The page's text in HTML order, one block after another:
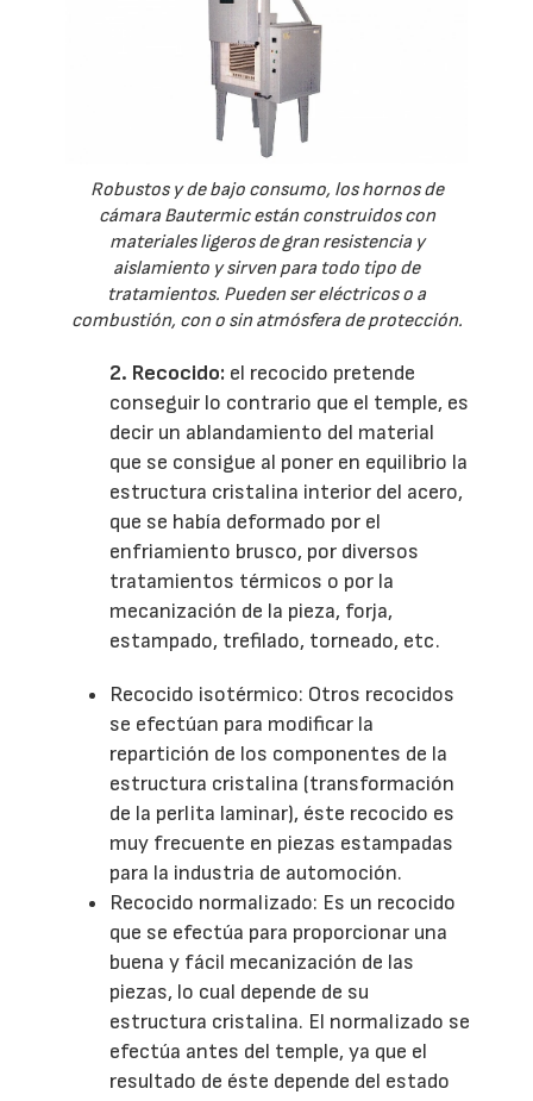
Robustos y de bajo consumo, los hornos de
cámara Bautermic están construidos con
materiales ligeros de gran resistencia y
aislamiento y sirven para todo tipo de
tratamientos. Pueden ser eléctricos o a
combustión, con o sin atmósfera de protección.
2. Recocido: el recocido pretende
conseguir lo contrario que el temple, es
decir un ablandamiento del material
que se consigue al poner en equilibrio la
estructura cristalina interior del acero,
que se había deformado por el
enfriamiento brusco, por diversos
tratamientos térmicos o por la
mecanización de la pieza, forja,
estampado, trefilado, torneado, etc.
Recocido isotérmico: Otros recocidos
se efectúan para modificar la
repartición de los componentes de la
estructura cristalina (transformación
de la perlita laminar), éste recocido es
muy frecuente en piezas estampadas
para la industria de automoción.
Recocido normalizado: Es un recocido
que se efectúa para proporcionar una
buena y fácil mecanización de las
piezas, lo cual depende de su
estructura cristalina. El normalizado se
efectúa antes del temple, ya que el
resultado de éste depende del estado